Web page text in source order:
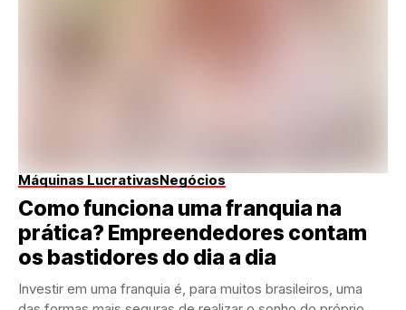
Máquinas LucrativasNegócios
Como funciona uma franquia na
prática? Empreendedores contam
os bastidores do dia a dia
Investir em uma franquia é, para muitos brasileiros, uma